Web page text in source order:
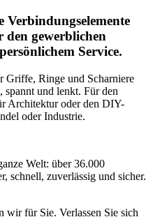
Verbindungselemente
den gewerblichen
Service.
Griffe, Ringe und Scharniere
spannt und lenkt. Für den
Architektur oder den DIY-
oder Industrie.
Welt: über 36.000
schnell, zuverlässig und sicher.
wir für Sie. Verlassen Sie sich